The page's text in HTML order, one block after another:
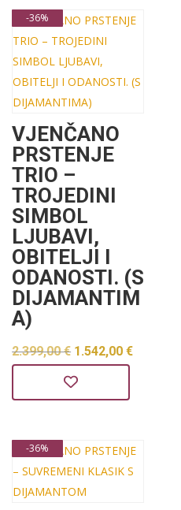
Trenutna
cijena
1.295,00 €.
-36%
VJENČANO
PRSTENJE
TRIO –
TROJEDINI
SIMBOL
LJUBAVI,
OBITELJI I
ODANOSTI. (S
DIJAMANTIM
A)
2.399,00€ Izvorna
cijena
bila
2.399,00 €.
1.542,00€
-36%